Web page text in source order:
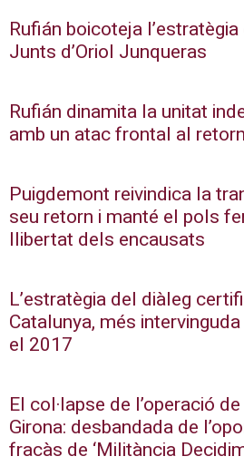
Rufián boicoteja
Junts d’Oriol Junqueras
Rufián dinamita la unitat
amb un atac frontal al
Puigdemont reivindica la
seu retorn i manté el pols
llibertat dels encausats
L’estratègia del diàleg
Catalunya, més
el 2017
El col·lapse de l’operació
Girona: desbandada de
fracàs de ‘Militància